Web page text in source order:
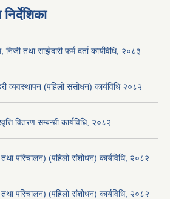
निजी तथा साझेदारी फर्म दर्ता कार्यविधि, २०८३
व्यवस्थापन (पहिलो संसोधन) कार्यविधि २०८२
वितरण सम्बन्धी कार्यविधि, २०८२
परिचालन) (पहिलो संशोधन) कार्यविधि, २०८२
परिचालन) (पहिलो संशोधन) कार्यविधि, २०८२